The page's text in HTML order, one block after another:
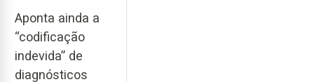
Aponta ainda a
“codificação
indevida” de
diagnósticos